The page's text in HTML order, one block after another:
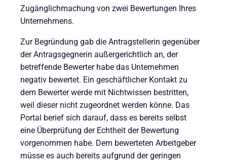
Zugänglichmachung von zwei Bewertungen Ihres
Unternehmens.
Zur Begründung gab die Antragstellerin gegenüber
der Antragsgegnerin außergerichtlich an, der
betreffende Bewerter habe das Unternehmen
negativ bewertet. Ein geschäftlicher Kontakt zu
dem Bewerter werde mit Nichtwissen bestritten,
weil dieser nicht zugeordnet werden könne. Das
Portal berief sich darauf, dass es bereits selbst
eine Überprüfung der Echtheit der Bewertung
vorgenommen habe. Dem bewerteten Arbeitgeber
müsse es auch bereits aufgrund der geringen